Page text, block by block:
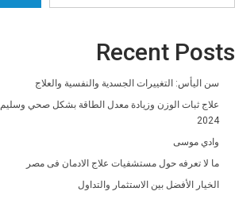
Recent Posts
سن اليأس: التغييرات الجسدية والنفسية والعلاج
علاج ثبات الوزن وزيادة معدل الطاقة بشكل صحي وسليم
2024
وادي موسى
ما لا تعرفه حول مستشفيات علاج الادمان فى مصر
الخيار الأفضل بين الاستثمار والتداول